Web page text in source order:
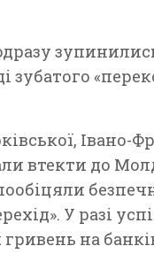
зубатого
Івано-
втекти до
У разі
на